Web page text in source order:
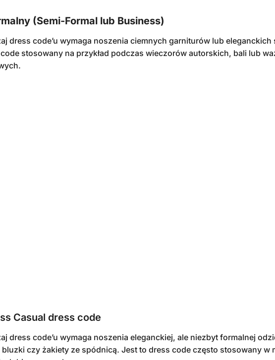
(Semi-Formal lub Business)
dress code’u wymaga noszenia ciemnych garniturów lub
stosowany na przykład podczas wieczorów autorskich, bali lub
Casual dress code
dress code’u wymaga noszenia eleganckiej, ale niezbyt formalnej
czy żakiety ze spódnicą. Jest to dress code często stosowany w